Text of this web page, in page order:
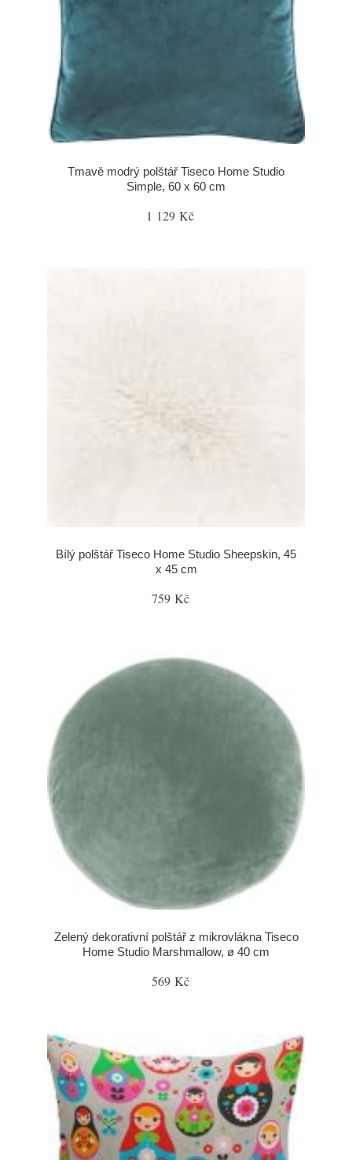
Tmavě modrý polštář Tiseco Home Studio
Simple, 60 x 60 cm
1 129 Kč
Bílý polštář Tiseco Home Studio Sheepskin, 45
x 45 cm
759 Kč
Zelený dekorativní polštář z mikrovlákna Tiseco
Home Studio Marshmallow, ø 40 cm
569 Kč